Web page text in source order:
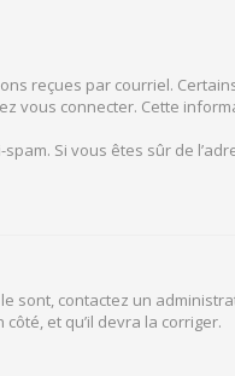
reçues par courriel.
vous connecter. Cette
Si vous êtes sûr de
sont, contactez un
et qu’il devra la corriger.